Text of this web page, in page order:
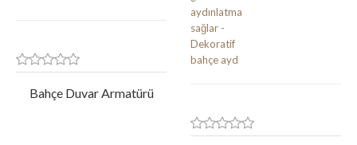
Bahçe Duvar Armatürü